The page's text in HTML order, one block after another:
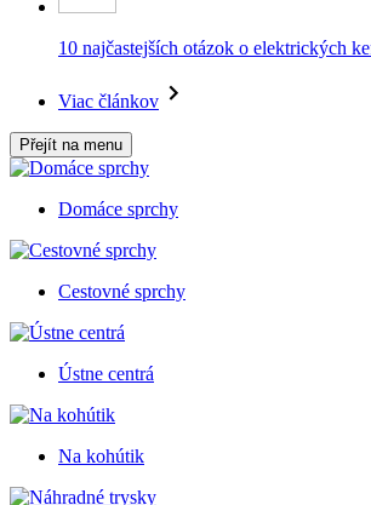
10 najčastejších otázok o elektrických
Viac článkov
Přejít na menu
Domáce sprchy
Cestovné sprchy
Ústne centrá
Na kohútik